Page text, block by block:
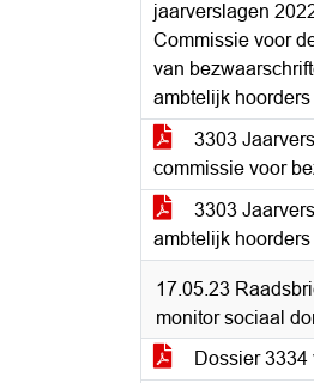
jaarverslagen
Commissie voor
van
ambtelijk hoorders
3303
commissie voor
3303
ambtelijk hoorders
17.05.23
monitor sociaal
Dossier